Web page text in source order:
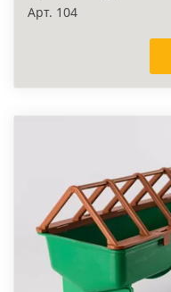
Арт. 104